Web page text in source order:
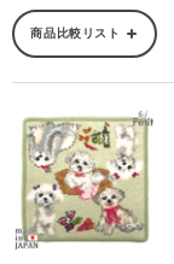
商品比較リスト